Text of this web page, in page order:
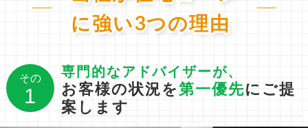
に強い3つの理由
その
1
専門的なアドバイザーが、
お客様の状況を第一優先にご提
案します